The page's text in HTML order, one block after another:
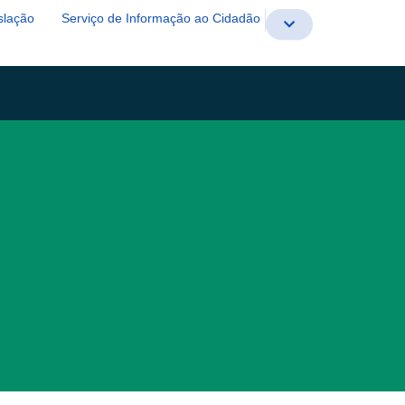
Serviço de Informação ao Cidadão